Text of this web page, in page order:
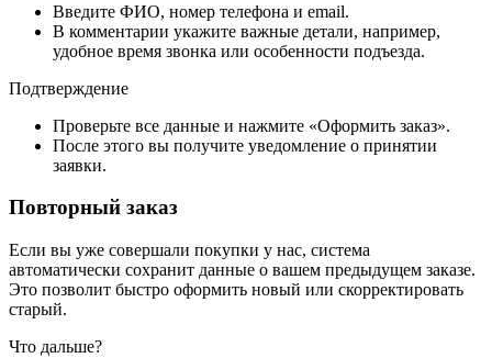
Введите ФИО, номер телефона и email.
В комментарии укажите важные детали, например,
удобное время звонка или особенности подъезда.
Подтверждение
Проверьте все данные и нажмите «Оформить заказ».
После этого вы получите уведомление о принятии
заявки.
Повторный заказ
Если вы уже совершали покупки у нас, система
автоматически сохранит данные о вашем предыдущем заказе.
Это позволит быстро оформить новый или скорректировать
старый.
Что дальше?